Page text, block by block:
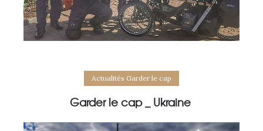
Actualités Garder le cap
Garder le cap _ Ukraine